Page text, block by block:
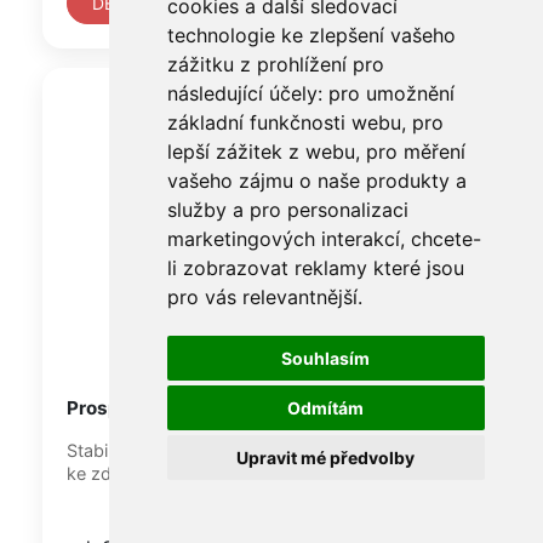
cookies a další sledovací
technologie ke zlepšení vašeho
zážitku z prohlížení pro
následující účely: pro umožnění
základní funkčnosti webu, pro
lepší zážitek z webu, pro měření
vašeho zájmu o naše produkty a
služby a pro personalizaci
marketingových interakcí, chcete-
li zobrazovat reklamy které jsou
pro vás relevantnější.
Souhlasím
Odmítám
Upravit mé předvolby
Prospektový stojan SIMPLI-1
Stabilní kovový jednostranný stojan pro umístění
ke zdi ve stříbrném nebo černém provedení.